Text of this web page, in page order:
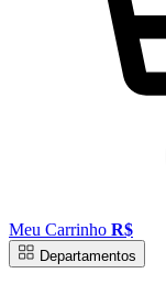
Meu Carrinho R$
Departamentos